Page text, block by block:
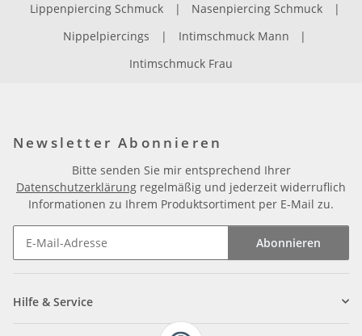
Lippenpiercing Schmuck
| Nasenpiercing Schmuck
|
Nippelpiercings
| Intimschmuck Mann
|
Intimschmuck Frau
Newsletter Abonnieren
Bitte senden Sie mir entsprechend Ihrer
Datenschutzerklärung regelmäßig und jederzeit widerruflich
Informationen zu Ihrem Produktsortiment per E-Mail zu.
Abonnieren
Hilfe & Service